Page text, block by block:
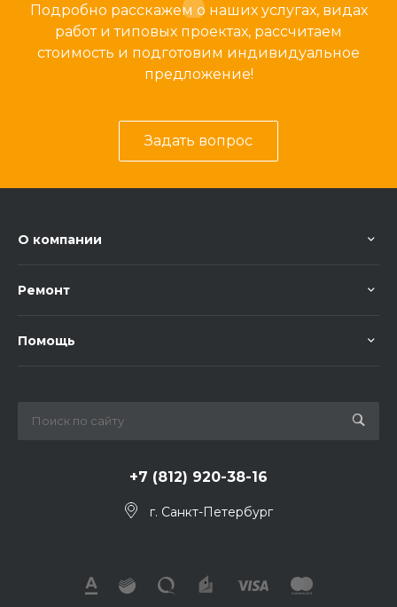
Подробно расскажем о наших услугах, видах
работ и типовых проектах, рассчитаем
стоимость и подготовим индивидуальное
предложение!
Задать вопрос
О компании
Ремонт
Помощь
+7 (812) 920-38-16
г. Санкт-Петербург